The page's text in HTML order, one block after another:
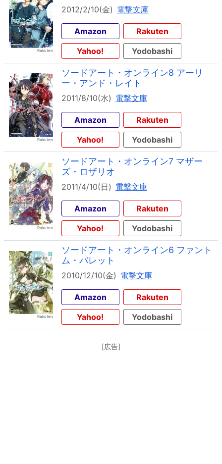
2012/2/10(金) 電撃文庫
Amazon
Rakuten
Yahoo!
Yodobashi
ソードアート・オンライン8 アーリ
ー・アンド・レイト
2011/8/10(水) 電撃文庫
Amazon
Rakuten
Yahoo!
Yodobashi
ソードアート・オンライン7 マザー
ズ・ロザリオ
2011/4/10(日) 電撃文庫
Amazon
Rakuten
Yahoo!
Yodobashi
ソードアート・オンライン6 ファント
ム・バレット
2010/12/10(金) 電撃文庫
Amazon
Rakuten
Yahoo!
Yodobashi
[広告]